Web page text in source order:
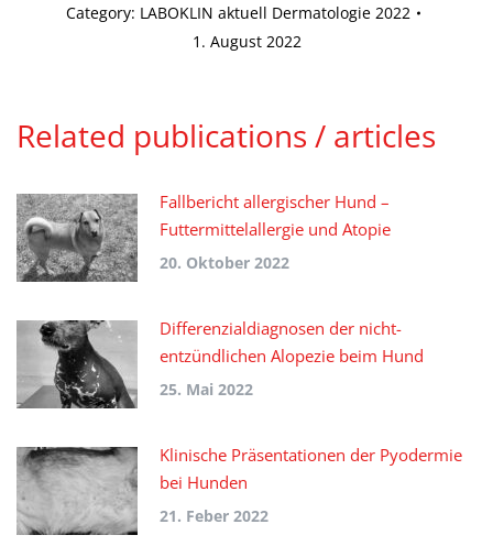
Category: LABOKLIN aktuell Dermatologie 2022
1. August 2022
Related publications / articles
Fallbericht allergischer Hund –
Futtermittelallergie und Atopie
20. Oktober 2022
Differenzialdiagnosen der nicht-
entzündlichen Alopezie beim Hund
25. Mai 2022
Klinische Präsentationen der Pyodermie
bei Hunden
21. Feber 2022